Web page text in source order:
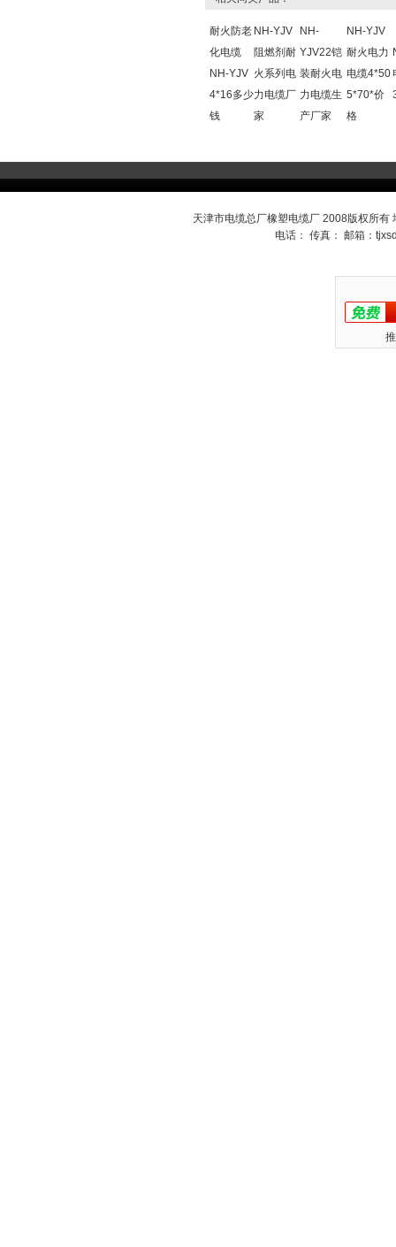
耐火防老
化电缆
NH-YJV
4*16多少
钱
NH-YJV
阻燃剂耐
火系列电
力电缆厂
家
NH-
YJV22铠
装耐火电
力电缆生
产厂家
NH-YJV
耐火电力
电缆4*50
5*70*价
格
天津市电缆总厂橡塑电缆厂 2008版权所有
电话： 传真： 邮箱：